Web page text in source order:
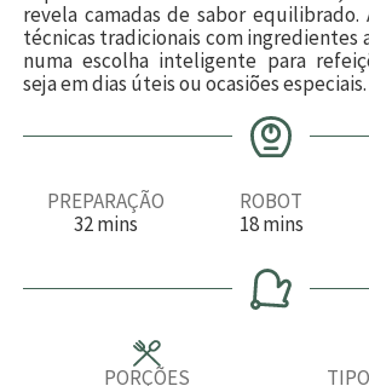
revela camadas de sabor equilibrado.
técnicas tradicionais com ingredientes
numa escolha inteligente para
seja em dias úteis ou ocasiões especiais.
PREPARAÇÃO
32m
u
mins
ROBOT
18m
n
u
t
mins
PORÇÕES